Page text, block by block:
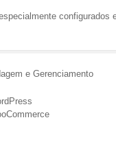
configurados
e Gerenciamento